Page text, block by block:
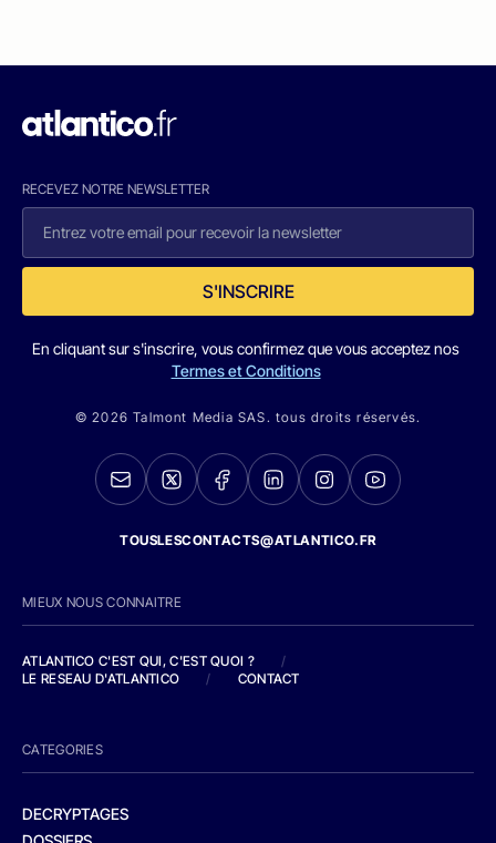
RECEVEZ NOTRE NEWSLETTER
S'INSCRIRE
En cliquant sur s'inscrire, vous confirmez que vous acceptez nos
Termes et Conditions
© 2026 Talmont Media SAS. tous droits réservés.
TOUSLESCONTACTS@ATLANTICO.FR
MIEUX NOUS CONNAITRE
ATLANTICO C'EST QUI, C'EST QUOI ?
/
LE RESEAU D'ATLANTICO
/ CONTACT
CATEGORIES
DECRYPTAGES